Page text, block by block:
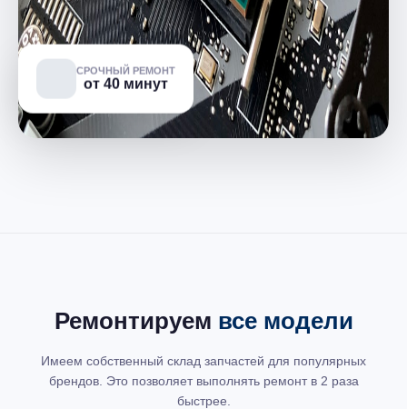
СРОЧНЫЙ РЕМОНТ
от 40 минут
Ремонтируем все модели
Имеем собственный склад запчастей для популярных
брендов. Это позволяет выполнять ремонт в 2 раза
быстрее.